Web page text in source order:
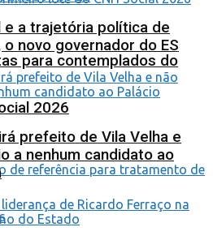
para contemplados do
2026
e a trajetória política de
o novo governador do ES
prefeito de Vila Velha e
a nenhum candidato ao